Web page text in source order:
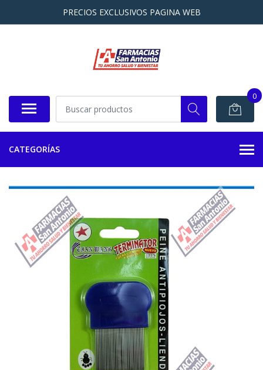
PRECIOS EXCLUSIVOS PAGINA WEB
0
CATEGORÍAS